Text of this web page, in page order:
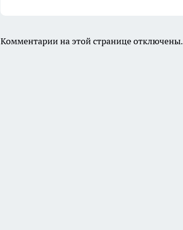
Комментарии на этой странице отключены.